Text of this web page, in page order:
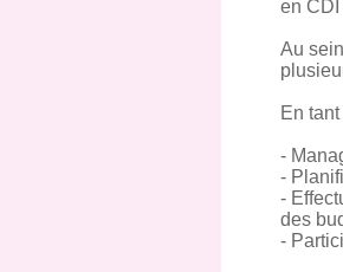
en
Au
En
-
-
-
des
-